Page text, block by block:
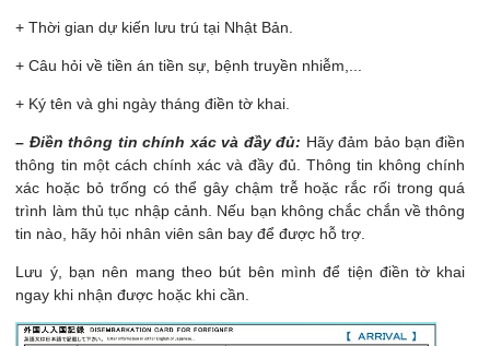
+ Thời gian dự kiến lưu trú tại Nhật Bản.
+ Câu hỏi về tiền án tiền sự, bệnh truyền nhiễm,...
+ Ký tên và ghi ngày tháng điền tờ khai.
– Điền thông tin chính xác và đầy đủ: Hãy đảm bảo bạn điền
thông tin một cách chính xác và đầy đủ. Thông tin không chính
xác hoặc bỏ trống có thể gây chậm trễ hoặc rắc rối trong quá
trình làm thủ tục nhập cảnh. Nếu bạn không chắc chắn về thông
tin nào, hãy hỏi nhân viên sân bay để được hỗ trợ.
Lưu ý, bạn nên mang theo bút bên mình để tiện điền tờ khai
ngay khi nhận được hoặc khi cần.